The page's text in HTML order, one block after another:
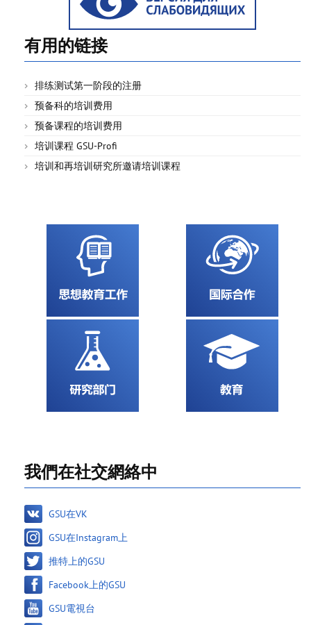
有用的链接
排练测试第一阶段的注册
预备科的培训费用
预备课程的培训费用
培训课程 GSU-Profi
培训和再培训研究所邀请培训课程
我們在社交網絡中
GSU在VK
GSU在Instagram上
推特上的GSU
Facebook上的GSU
GSU電視台